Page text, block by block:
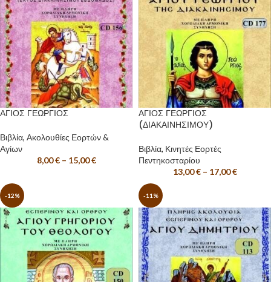
ΑΓΙΟΣ ΓΕΩΡΓΙΟΣ
Βιβλία, Ακολουθίες Εορτών &
Αγίων
8,00€ – 15,00€
ΑΓΙΟΣ ΓΕΩΡΓΙΟΣ
(ΔΙΑΚΑΙΝΗΣΙΜΟΥ)
Βιβλία, Κινητές Εορτές
Πεντηκοσταρίου
13,00€ – 17,00€
-12% -11%